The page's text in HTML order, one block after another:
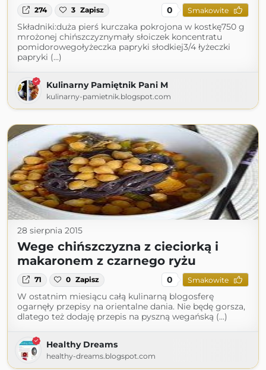
274 3 Zapisz 0 Smakowite
Składniki:duża pierś kurczaka pokrojona w kostkę750 g
mrożonej chińszczyznymały słoiczek koncentratu
pomidorowegołyżeczka papryki słodkiej3/4 łyżeczki
papryki (...)
Kulinarny Pamiętnik Pani M
kulinarny-pamietnik.blogspot.com
28 sierpnia 2015
Wege chińszczyzna z cieciorką i
makaronem z czarnego ryżu
71 0 Zapisz 0 Smakowite
W ostatnim miesiącu całą kulinarną blogosferę
ogarnęły przepisy na orientalne dania. Nie będę gorsza,
dlatego też dodaję przepis na pyszną wegańską (...)
Healthy Dreams
healthy-dreams.blogspot.com